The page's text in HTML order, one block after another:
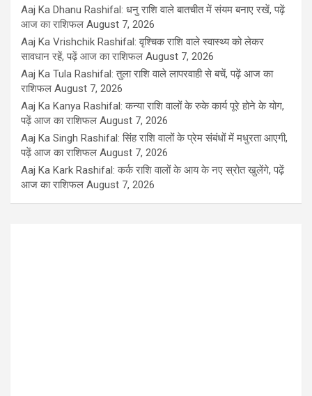
Aaj Ka Dhanu Rashifal: धनु राशि वाले बातचीत में संयम बनाए रखें, पढ़ें
आज का राशिफल August 7, 2026
Aaj Ka Vrishchik Rashifal: वृश्चिक राशि वाले स्वास्थ्य को लेकर
सावधान रहें, पढ़ें आज का राशिफल August 7, 2026
Aaj Ka Tula Rashifal: तुला राशि वाले लापरवाही से बचें, पढ़ें आज का
राशिफल August 7, 2026
Aaj Ka Kanya Rashifal: कन्या राशि वालों के रुके कार्य पूरे होने के योग,
पढ़ें आज का राशिफल August 7, 2026
Aaj Ka Singh Rashifal: सिंह राशि वालों के प्रेम संबंधों में मधुरता आएगी,
पढ़ें आज का राशिफल August 7, 2026
Aaj Ka Kark Rashifal: कर्क राशि वालों के आय के नए स्रोत खुलेंगे, पढ़ें
आज का राशिफल August 7, 2026